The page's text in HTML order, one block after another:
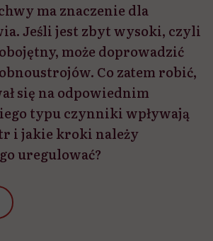
ma znaczenie dla
Jeśli jest zbyt wysoki, czyli
może doprowadzić
Co zatem robić,
się na odpowiednim
typu czynniki wpływają
i jakie kroki należy
uregulować?